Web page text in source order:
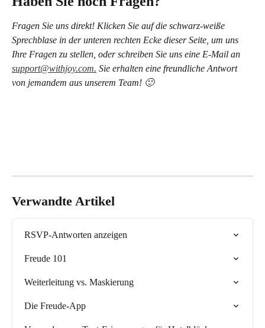
Fragen Sie uns direkt! Klicken Sie auf die schwarz-weiße
Sprechblase in der unteren rechten Ecke dieser Seite, um uns
Ihre Fragen zu stellen, oder schreiben Sie uns eine E-Mail an
support@withjoy.com. Sie erhalten eine freundliche Antwort
von jemandem aus unserem Team! 🙂
Verwandte Artikel
RSVP-Antworten anzeigen
Freude 101
Weiterleitung vs. Maskierung
Die Freude-App